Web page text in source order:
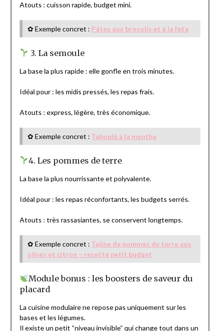
Atouts : cuisson rapide, budget mini.
✿ Exemple concret : Pâtes aux brocolis et à la feta
3. La semoule
La base la plus rapide : elle gonfle en trois minutes.
Idéal pour : les midis pressés, les repas frais.
Atouts : express, légère, très économique.
✿ Exemple concret : Taboulé à la menthe
4. Les pommes de terre
La base la plus nourrissante et polyvalente.
Idéal pour : les repas réconfortants, les budgets serrés.
Atouts : très rassasiantes, se conservent longtemps.
✿ Exemple concret : Tajine de pommes de terre aux
olives et citron – recette petit budget
Module bonus : les boosters de saveur du
placard
La cuisine modulaire ne repose pas uniquement sur les
bases et les légumes.
Il existe un petit “niveau invisible” qui change tout dans un